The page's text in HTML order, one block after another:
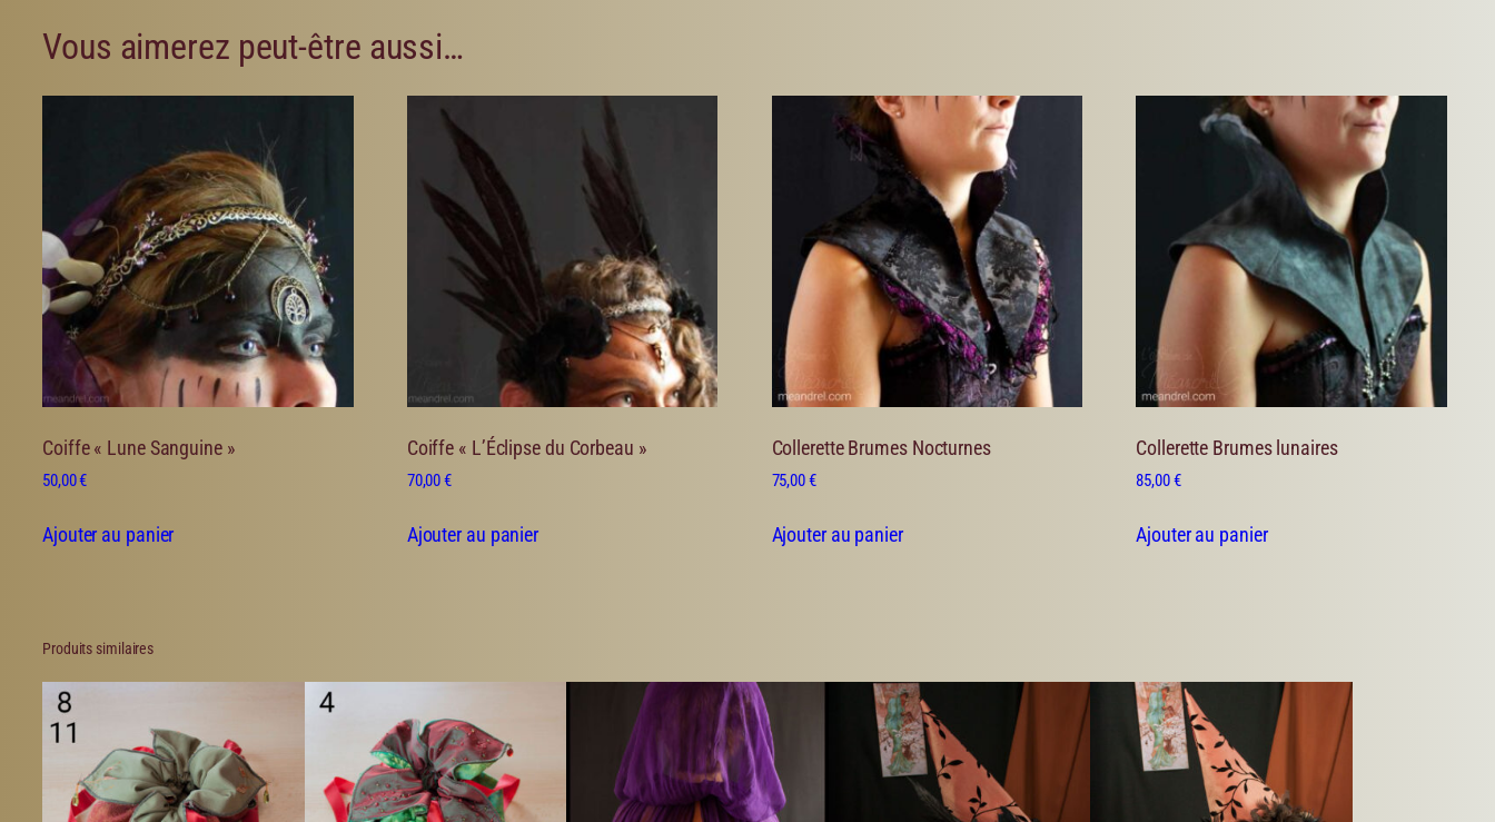
Vous aimerez peut-être aussi…
Coiffe « Lune Sanguine »
50,00€
Ajouter au panier
Coiffe « L’Éclipse du Corbeau »
70,00€
Ajouter au panier
Collerette Brumes Nocturnes
75,00€
Ajouter au panier
Collerette Brumes lunaires
85,00€
Ajouter au panier
Produits similaires